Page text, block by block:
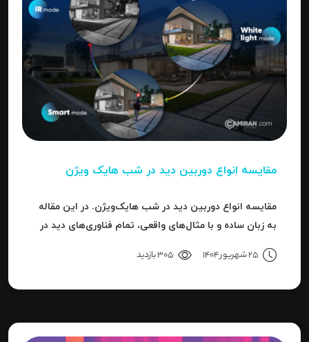
مقایسه انواع دوربین دید در شب هایک‌ ویژن
مقایسه انواع دوربین دید در شب هایک‌ویژن. در این مقاله
به زبان ساده و با مثال‌های واقعی، تمام فناوری‌های دید در
25 شهریور 1404 305 بازدید